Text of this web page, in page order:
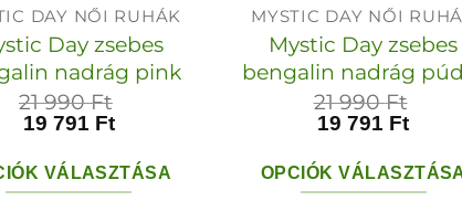
DAY NŐI RUHÁK
Day zsebes
nadrág pink
21 990Ft
19 791 Ft
VÁLASZTÁSA
MYSTIC DAY NŐI
Mystic Day zsebes
bengalin nadrág
21 990Ft
19 791 Ft
OPCIÓK